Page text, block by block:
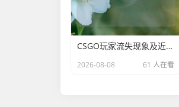
CSGO玩家流失现象及近年数量趋势剖析
2026-08-08 61 人在看